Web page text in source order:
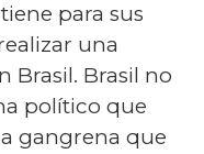
para sus
una
Brasil. Brasil no
político que
gangrena que